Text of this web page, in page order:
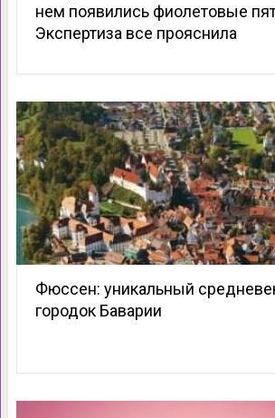
нем появились фиолетовые
Экспертиза все прояснила
Фюссен: уникальный
городок Баварии